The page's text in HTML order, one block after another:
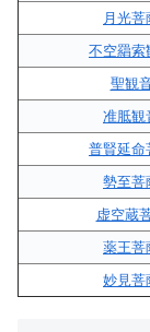
月光菩
不空羂索
聖観
准胝観
普賢延命
勢至菩
虚空蔵
薬王菩
妙見菩